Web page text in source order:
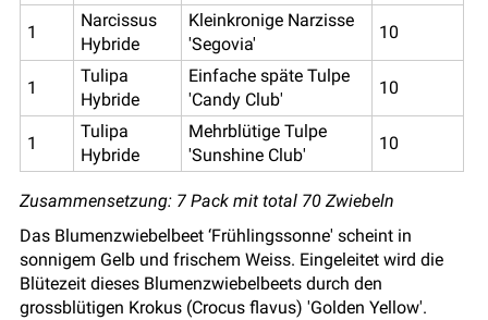
1
Narcissus
Hybride
Kleinkronige Narzisse
'Segovia'
10
1
Tulipa
Hybride
Einfache späte Tulpe
'Candy Club'
10
1
Tulipa
Hybride
Mehrblütige Tulpe
'Sunshine Club'
10
Zusammensetzung: 7 Pack mit total 70 Zwiebeln
Das Blumenzwiebelbeet ‘Frühlingssonne' scheint in
sonnigem Gelb und frischem Weiss. Eingeleitet wird die
Blütezeit dieses Blumenzwiebelbeets durch den
grossblütigen Krokus (Crocus flavus) 'Golden Yellow'.